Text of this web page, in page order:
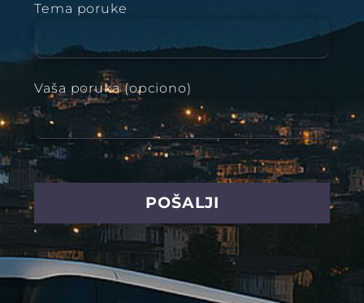
Tema poruke
Vaša poruka (opciono)